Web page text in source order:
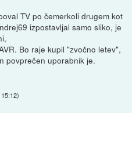
TV po čemerkoli drugem kot
izpostavljal samo sliko, je
Bo raje kupil "zvočno letev",
povprečen uporabnik je.
)